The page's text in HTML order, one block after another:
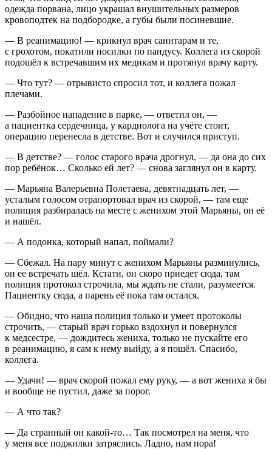
одежда порвана, лицо украшал внушительных размеров
кровоподтек на подбородке, а губы были посиневшие.
— В реанимацию! — крикнул врач санитарам и те,
с грохотом, покатили носилки по пандусу. Коллега из скорой
подошёл к встречавшим их медикам и протянул врачу карту.
— Что тут? — отрывисто спросил тот, и коллега пожал
плечами.
— Разбойное нападение в парке, — ответил он, —
а пациентка сердечница, у кардиолога на учёте стоит,
операцию перенесла в детстве. Вот и случился приступ.
— В детстве? — голос старого врача дрогнул, — да она до сих
пор ребёнок… Сколько ей лет? — снова заглянул он в карту.
— Марьяна Валерьевна Полетаева, девятнадцать лет, —
усталым голосом отрапортовал врач из скорой, — там еще
полиция разбиралась на месте с женихом этой Марьяны, он её
и нашёл.
— А подонка, который напал, поймали?
— Сбежал. На пару минут с женихом Марьяны разминулись,
он ее встречать шёл. Кстати, он скоро приедет сюда, там
полиция протокол строчила, мы ждать не стали, разумеется.
Пациентку сюда, а парень её пока там остался.
— Обидно, что наша полиция только и умеет протоколы
строчить, — старый врач горько вздохнул и повернулся
к медсестре, — дождитесь жениха, только не пускайте его
в реанимацию, я сам к нему выйду, а я пошёл. Спасибо,
коллега.
— Удачи! — врач скорой пожал ему руку, — а вот жениха я бы
и вообще не пустил, даже за порог.
— А что так?
— Да странный он какой-то… Так посмотрел на меня, что
у меня все поджилки затряслись. Ладно, нам пора!